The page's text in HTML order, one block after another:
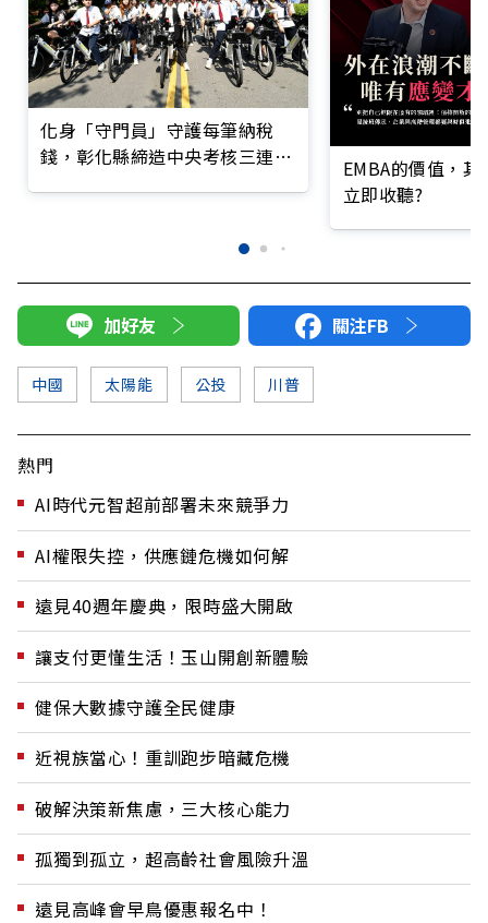
化身「守門員」守護每筆納稅
錢，彰化縣締造中央考核三連霸
EMBA的價值，
立即收聽?
加好友 關注FB
中國 太陽能 公投 川普
熱門
AI時代元智超前部署未來競爭力
AI權限失控，供應鏈危機如何解
遠見40週年慶典，限時盛大開啟
讓支付更懂生活！玉山開創新體驗
健保大數據守護全民健康
近視族當心！重訓跑步暗藏危機
破解決策新焦慮，三大核心能力
孤獨到孤立，超高齡社會風險升溫
遠見高峰會早鳥優惠報名中！